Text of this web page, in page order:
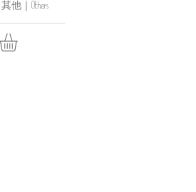
其他｜Others